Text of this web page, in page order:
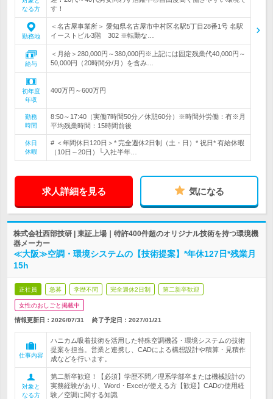
なる方
す！
勤務地
＜名古屋事業所＞ 愛知県名古屋市中村区名駅5丁目28番1号 名駅
イーストビル3階 302 ※転勤な…
給与
＜月給＞280,000円～380,000円※上記には固定残業代40,000円～
50,000円（20時間分/月）を含み…
初年度
年収
400万円～600万円
勤務
時間
8:50～17:40（実働7時間50分／休憩60分）※時間外労働：有※月
平均残業時間：15時間前後
休日
休暇
# ＜年間休日120日＞* 完全週休2日制（土・日）* 祝日* 有給休暇
（10日～20日）└入社半年…
求人詳細を見る 気になる
株式会社西部技研 | 東証上場｜特許400件超のオリジナル技術を持つ環境機
器メーカー
≪大阪≫空調・環境システムの【技術提案】*年休127日*残業月
15h
正社員 急募 学歴不問 完全週休2日制 第二新卒歓迎
女性のおしごと掲載中
情報更新日：2026/07/31 終了予定日： 2027/01/21
仕事内容
ハニカム吸着技術を活用した特殊空調機器・環境システムの技術
提案を担当。営業と連携し、CADによる構想設計や積算・見積作
成などを行います。
対象と
なる方
第二新卒歓迎！【必須】学歴不問／理系学部卒または機械設計の
実務経験があり、Word・Excelが使える方【歓迎】CADの使用経
験／空調に関する知識